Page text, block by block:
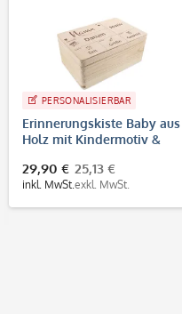
PERSONALISIERBAR
Erinnerungskiste Baby aus
Holz mit Kindermotiv &
29,90 €
inkl. MwSt.
25,13 €
exkl. MwSt.